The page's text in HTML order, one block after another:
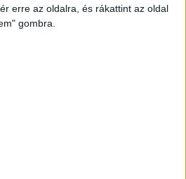
erre az oldalra, és rákattint az oldal
gombra.